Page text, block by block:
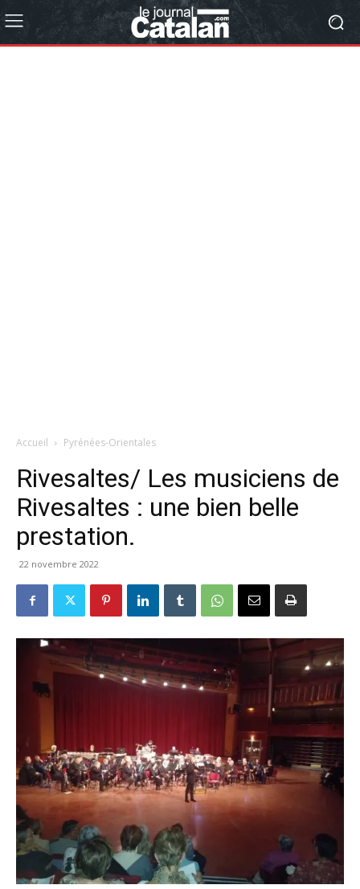
Accueil Pyrénées-Orientales
Rivesaltes/ Les musiciens de
Rivesaltes : une bien belle
prestation.
22 novembre 2022